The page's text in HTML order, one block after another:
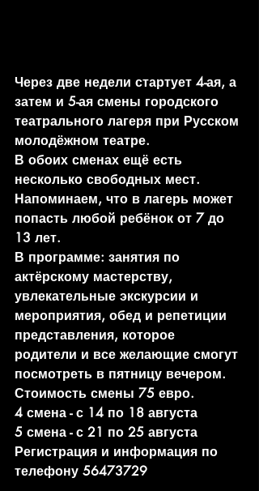
Через две недели стартует 4-ая, а
затем и 5-ая смены городского
театрального лагеря при Русском
молодёжном театре.
В обоих сменах ещё есть
несколько свободных мест.
Напоминаем, что в лагерь может
попасть любой ребёнок от 7 до
13 лет.
В программе: занятия по
актёрскому мастерству,
увлекательные экскурсии и
мероприятия, обед и репетиции
представления, которое
родители и все желающие смогут
посмотреть в пятницу вечером.
Стоимость смены 75 евро.
4 смена - с 14 по 18 августа
5 смена - с 21 по 25 августа
Регистрация и информация по
телефону 56473729